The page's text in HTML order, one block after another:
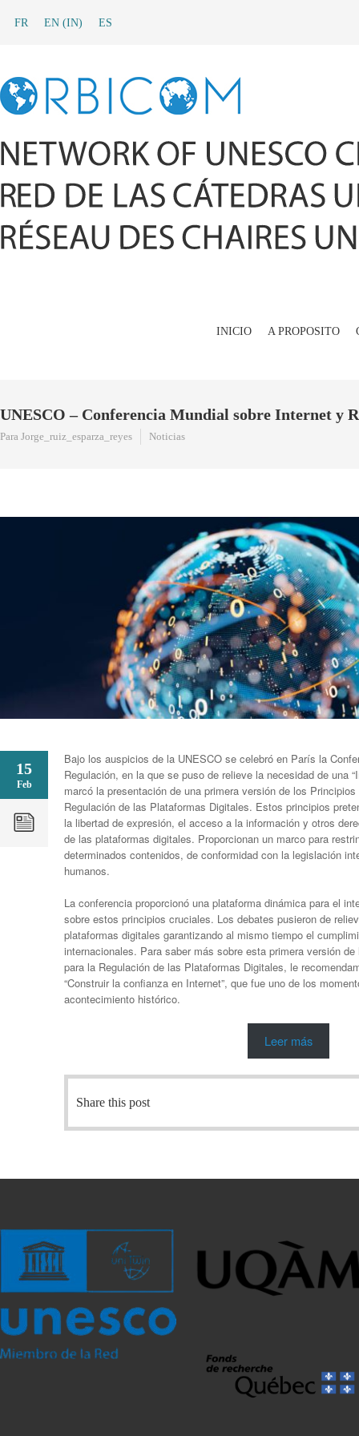
FR EN (IN) ES
INICIO A PROPOSITO
UNESCO – Conferencia Mundial sobre Internet y
Para Jorge_ruiz_esparza_reyes Noticias
15
Feb
Bajo los auspicios de la UNESCO se celebró en París la
Regulación, en la que se puso de relieve la necesidad de una
marcó la presentación de una primera versión de los
Regulación de las Plataformas Digitales. Estos principios
la libertad de expresión, el acceso a la información y otros
de las plataformas digitales. Proporcionan un marco para
determinados contenidos, de conformidad con la legislación
humanos.
La conferencia proporcionó una plataforma dinámica para el
sobre estos principios cruciales. Los debates pusieron de
plataformas digitales garantizando al mismo tiempo el
internacionales. Para saber más sobre esta primera versión
para la Regulación de las Plataformas Digitales, le
“Construir la confianza en Internet”, que fue uno de los
acontecimiento histórico.
Leer más
Share this post